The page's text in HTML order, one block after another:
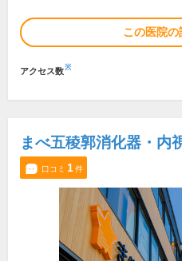
この医院の
アクセス数※
まべ五稜郭消化器・内
口コミ 1件